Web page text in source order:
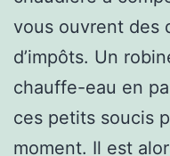
vous ouvrent des
d’impôts. Un
chauffe-eau en
ces petits soucis
moment. Il est